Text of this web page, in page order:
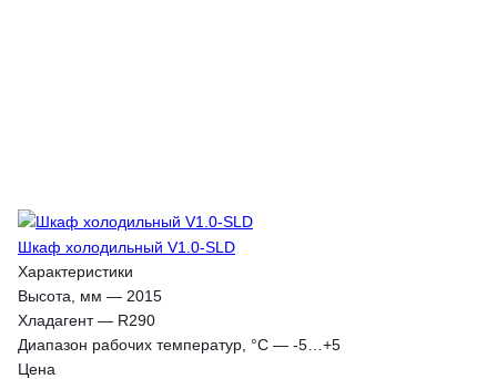
Шкаф холодильный V1.0-SLD
Характеристики
Высота, мм — 2015
Хладагент— R290
Диапазон рабочих температур, °C — -5…+5
Цена